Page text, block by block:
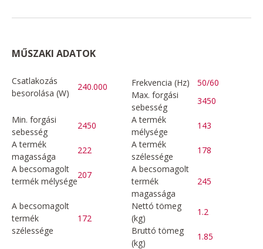
MŰSZAKI ADATOK
Csatlakozás
besorolása (W)
240.000 Frekvencia (Hz)
50/60
Max. forgási
sebesség
3450
Min. forgási
sebesség
2450
A termék
mélysége
143
A termék
magassága
222
A termék
szélessége
178
A becsomagolt
termék mélysége
207
A becsomagolt
termék
magassága
245
A becsomagolt
termék
szélessége
172
Nettó tömeg
(kg)
1.2
Bruttó tömeg
(kg)
1.85